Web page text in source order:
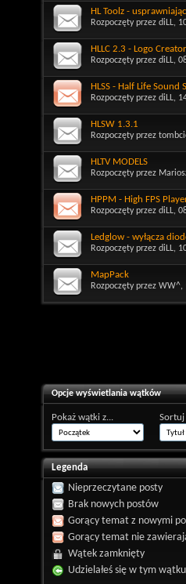
HL Toolz -
Rozpoczęty przez diLL,
HLLC 2.3 - Logo Creator
Rozpoczęty przez diLL,
HLSS - Half Life Sound
Rozpoczęty przez diLL,
HLSW 1.3.1
Rozpoczęty przez
HLTV MODELS
Rozpoczęty przez
HPPM - High FPS
Rozpoczęty przez diLL,
Ledglow - wyłącza
Rozpoczęty przez diLL,
MapPack
Rozpoczęty przez WW^,
Opcje wyświetlania wątków
Pokaż wątki z... Sortuj
Legenda
Nieprzeczytane posty
Brak nowych postów
Gorący temat z nowymi
Gorący temat nie
Wątek zamknięty
Udzielałeś się w tym wątku